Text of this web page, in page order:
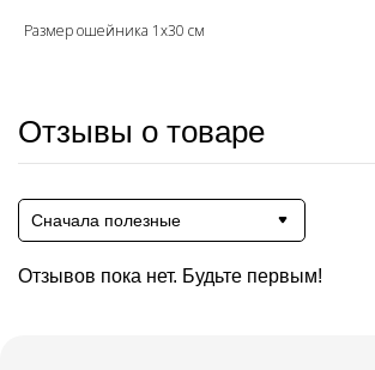
Размер ошейника 1x30 см
Отзывы о товаре
Сначала полезные
Отзывов пока нет. Будьте первым!